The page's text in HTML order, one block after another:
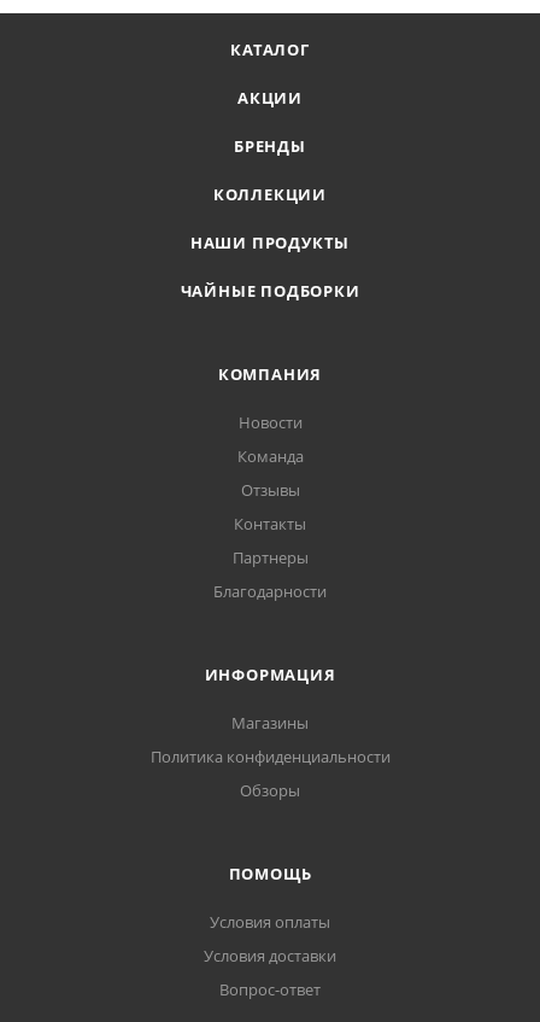
КАТАЛОГ
АКЦИИ
БРЕНДЫ
КОЛЛЕКЦИИ
НАШИ ПРОДУКТЫ
ЧАЙНЫЕ ПОДБОРКИ
КОМПАНИЯ
Новости
Команда
Отзывы
Контакты
Партнеры
Благодарности
ИНФОРМАЦИЯ
Магазины
Политика конфиденциальности
Обзоры
ПОМОЩЬ
Условия оплаты
Условия доставки
Вопрос-ответ